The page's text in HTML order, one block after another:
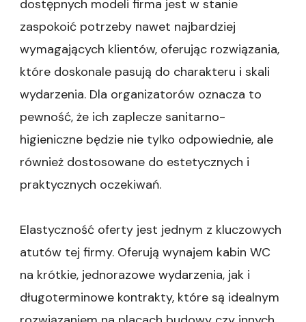
dostępnych modeli firma jest w stanie
zaspokoić potrzeby nawet najbardziej
wymagających klientów, oferując rozwiązania,
które doskonale pasują do charakteru i skali
wydarzenia. Dla organizatorów oznacza to
pewność, że ich zaplecze sanitarno-
higieniczne będzie nie tylko odpowiednie, ale
również dostosowane do estetycznych i
praktycznych oczekiwań.
Elastyczność oferty jest jednym z kluczowych
atutów tej firmy. Oferują wynajem kabin WC
na krótkie, jednorazowe wydarzenia, jak i
długoterminowe kontrakty, które są idealnym